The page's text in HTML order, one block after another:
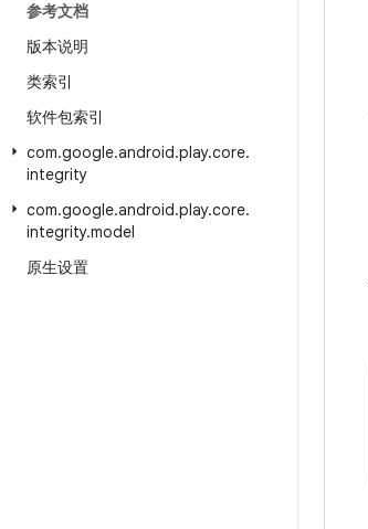
参考文档
版本说明
类索引
软件包索引
com.google.android.play.core.
integrity
com.google.android.play.core.
integrity.model
原生设置